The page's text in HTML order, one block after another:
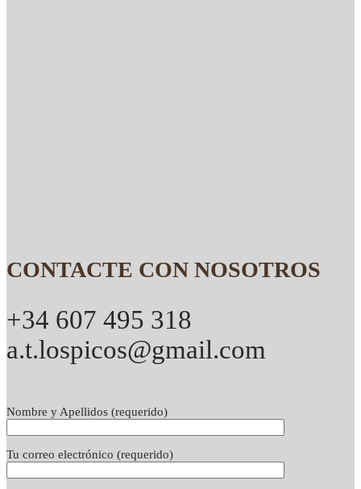
CONTACTE CON NOSOTROS
+34 607 495 318
a.t.lospicos@gmail.com
Nombre y Apellidos (requerido)
Tu correo electrónico (requerido)